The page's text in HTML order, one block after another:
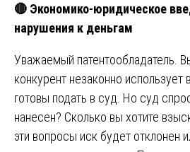
🔴 Экономико-юридическое
нарушения к деньгам
Уважаемый патентообладатель.
конкурент незаконно
готовы подать в суд. Но суд
нанесен? Сколько вы хотите
эти вопросы иск будет отклонен